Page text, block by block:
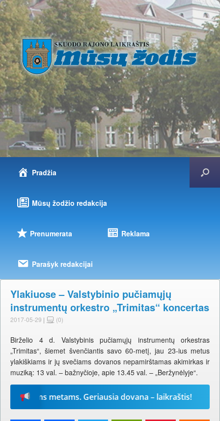
Pradžia
Mūsų žodžio redakcija
Prenumerata Reklama
Parašyk redakcijai
Ylakiuose – Valstybinio pučiamųjų
instrumentų orkestro „Trimitas“ koncertas
2017-05-29 | (0)
Birželio 4 d. Valstybinis pučiamųjų instrumentų orkestras
„Trimitas“, šiemet švenčiantis savo 60-metį, jau 23-ius metus
ylakiškiams ir jų svečiams dovanos nepamirštamas akimirkas ir
muziką: 13 val. – bažnyčioje, apie 13.45 val. – „Beržynėlyje“.
iems metams. Geriausia dovana – laikraštis!